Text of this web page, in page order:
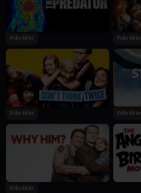
Från 49 kr Från 49 kr
Från 49 kr Från 49 kr
Från 55 kr